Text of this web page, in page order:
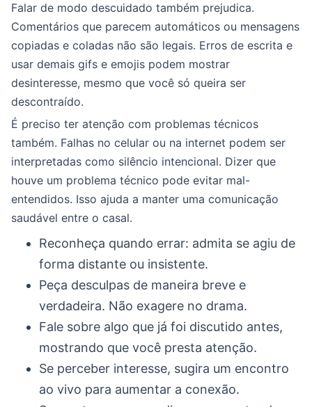
Falar de modo descuidado também prejudica.
Comentários que parecem automáticos ou mensagens
copiadas e coladas não são legais. Erros de escrita e
usar demais gifs e emojis podem mostrar
desinteresse, mesmo que você só queira ser
descontraído.
É preciso ter atenção com problemas técnicos
também. Falhas no celular ou na internet podem ser
interpretadas como silêncio intencional. Dizer que
houve um problema técnico pode evitar mal-
entendidos. Isso ajuda a manter uma comunicação
saudável entre o casal.
Reconheça quando errar: admita se agiu de
forma distante ou insistente.
Peça desculpas de maneira breve e
verdadeira. Não exagere no drama.
Fale sobre algo que já foi discutido antes,
mostrando que você presta atenção.
Se perceber interesse, sugira um encontro
ao vivo para aumentar a conexão.